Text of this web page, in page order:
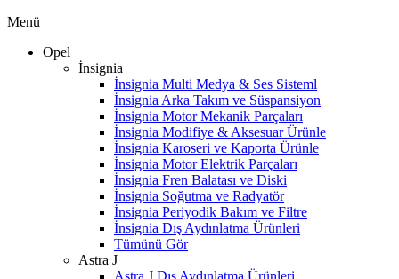
Menü
Opel
İnsignia
İnsignia Multi Medya & Ses Sisteml
İnsignia Arka Takım ve Süspansiyon
İnsignia Motor Mekanik Parçaları
İnsignia Modifiye & Aksesuar Ürünle
İnsignia Karoseri ve Kaporta Ürünle
İnsignia Motor Elektrik Parçaları
İnsignia Fren Balatası ve Diski
İnsignia Soğutma ve Radyatör
İnsignia Periyodik Bakım ve Filtre
İnsignia Dış Aydınlatma Ürünleri
Tümünü Gör
Astra J
Astra J Dış Aydınlatma Ürünleri